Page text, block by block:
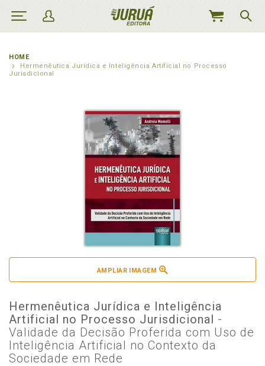
MEU
HOME
Hermenêutica Jurídica e Inteligência Artificial no Processo
Jurisdicional
AMPLIAR IMAGEM
Hermenêutica Jurídica e Inteligência
Artificial no Processo Jurisdicional -
Validade da Decisão Proferida com Uso de
Inteligência Artificial no Contexto da
Sociedade em Rede